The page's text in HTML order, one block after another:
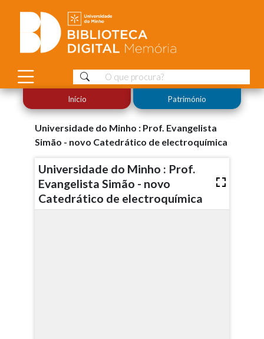
Início Património
Universidade do Minho : Prof. Evangelista
Simão - novo Catedrático de electroquímica
Universidade do Minho : Prof.
Evangelista Simão - novo
Catedrático de electroquímica